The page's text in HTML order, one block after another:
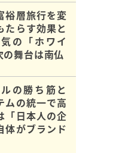
裕層旅行を変
たらす効果と
の「ホワイ
の舞台は南仏
の勝ち筋と
の統一で高
「日本人の企
体がブランド